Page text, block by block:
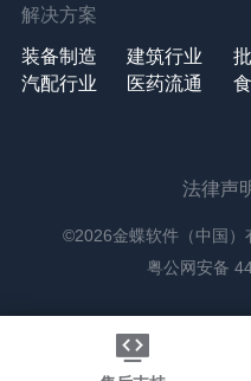
解决方案
装备制造 建筑行业
汽配行业
医药流通
法律声
©2026金蝶软件（中国）
粤公网安备